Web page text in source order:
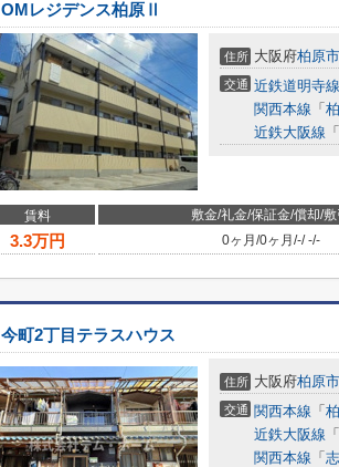
OMレジデンス柏原Ⅱ
住所 大阪府柏原市
交通 近鉄道明寺線
関西本線 「
近鉄大阪線 「
賃料 敷金/礼金/保証金/償却/敷
3.3万円 0ヶ月 /0ヶ月 /-/-/-
今町2丁目テラスハウス
住所 大阪府柏原市
交通 関西本線 「
近鉄大阪線 「
関西本線 「